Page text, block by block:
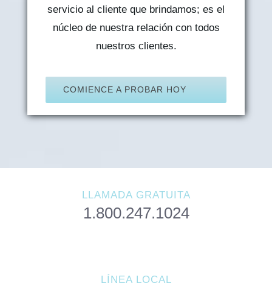
servicio al cliente que brindamos; es el
núcleo de nuestra relación con todos
nuestros clientes.
COMIENCE A PROBAR HOY
LLAMADA GRATUITA
1.800.247.1024
LÍNEA LOCAL